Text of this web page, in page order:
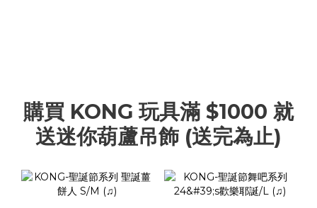
購買 KONG 玩具滿 $1000 就
送迷你葫蘆吊飾 (送完為止)